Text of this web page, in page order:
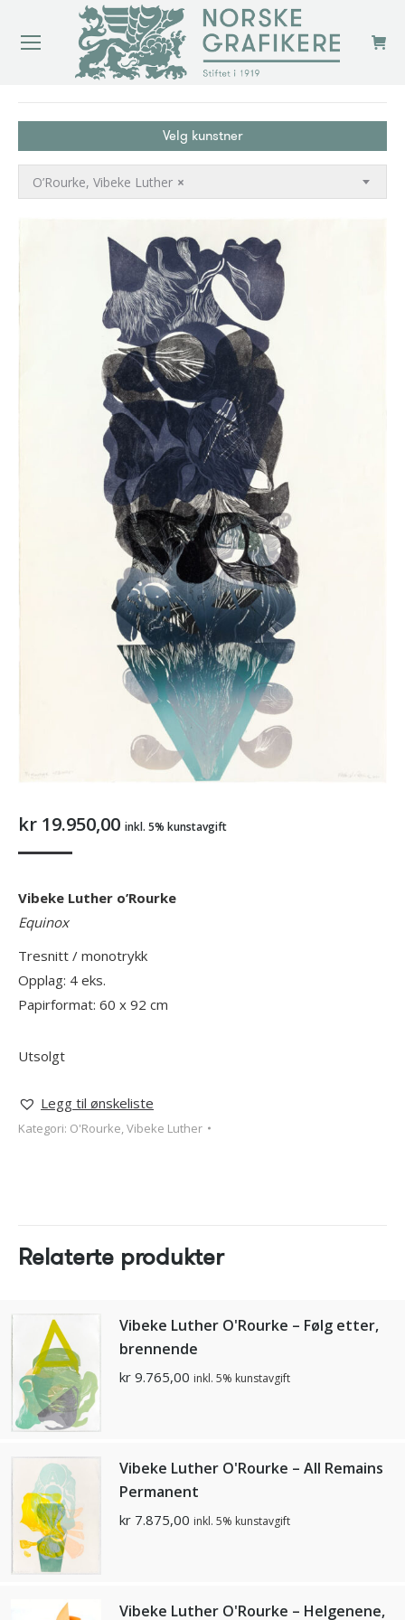
Velg kunstner
×
O’Rourke, Vibeke Luther
kr 19.950,00 inkl. 5% kunstavgift
Vibeke Luther o’Rourke
Equinox
Tresnitt / monotrykk
Opplag: 4 eks.
Papirformat: 60 x 92 cm
Utsolgt
Legg til ønskeliste
Kategori: O'Rourke, Vibeke Luther
Relaterte produkter
Vibeke Luther O'Rourke – Følg etter,
brennende
kr 9.765,00 inkl. 5% kunstavgift
Vibeke Luther O'Rourke – All Remains
Permanent
kr 7.875,00 inkl. 5% kunstavgift
Vibeke Luther O'Rourke – Helgenene,